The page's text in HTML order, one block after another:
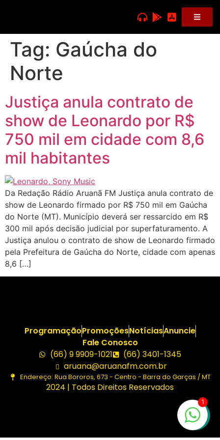
Tag: Gaúcha do
Norte
Justiça anula contrato de
show de Leonardo por R$
750 mil em cidade com 8,6
mil habitantes
Da Redação Rádio Aruanã FM Justiça anula contrato de
show de Leonardo firmado por R$ 750 mil em Gaúcha
do Norte (MT). Município deverá ser ressarcido em R$
300 mil após decisão judicial por superfaturamento. A
Justiça anulou o contrato de show de Leonardo firmado
pela Prefeitura de Gaúcha do Norte, cidade com apenas
8,6 […]
ProgramaçãoPromoçõesNotíciasAnuncie
Fale Conosco
(66) 9 9909-1021
(66) 3401-1345
aruana@aruanafm.com.br
Endereço: Rua Bororos, 673 - Centro - Barra do Garças / MT
2024 | Todos Direitos Reservados
1